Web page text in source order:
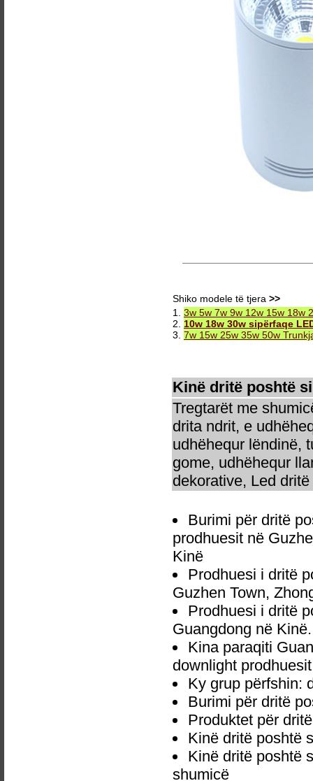
Shiko modele të tjera >>
1. 3w 5w 7w 9w 12w 15w 18w
2. 10w 18w 30w sipërfaqe
3. 7w 15w 25w 35w 50w
Kinë dritë poshtë
Tregtarët me
drita ndrit, e
udhëhequr lëndinë,
gome, udhëhequr
dekorative, Led
Burimi për dritë
prodhuesit në
Kinë
Prodhuesi i dritë
Guzhen Town,
Prodhuesi i dritë
Guangdong në Kinë.
Kina paraqiti
downlight
Ky grup përfshin:
Burimi për dritë
Produktet për
Kinë dritë poshtë
Kinë dritë poshtë
shumicë